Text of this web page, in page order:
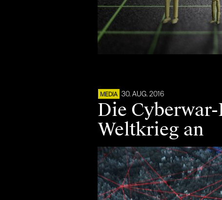
MEDIA 30. AUG. 2016
Die
Weltkrieg an